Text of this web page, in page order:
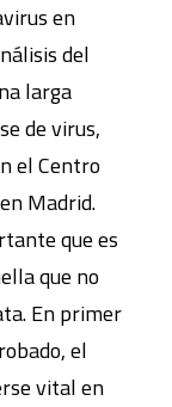
en
del
larga
de virus,
el Centro
Madrid.
que es
que no
En primer
el
vital en